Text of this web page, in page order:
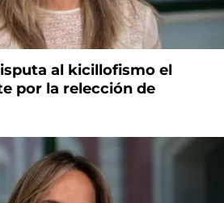
al kicillofismo el
por la relección de